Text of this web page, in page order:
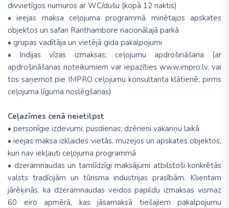
divvietīgos numuros ar WC/dušu (kopā 12 naktis)
• ieejas maksa ceļojuma programmā minētajos apskates
objektos un safari Ranthambore nacionālajā parkā
• grupas vadītāja un vietējā gida pakalpojumi
• Indijas vīzas izmaksas; ceļojumu apdrošināšana (ar
apdrošināšanas noteikumiem var iepazīties www.impro.lv, vai
tos saņemot pie IMPRO ceļojumu konsultanta klātienē, pirms
ceļojuma līguma noslēgšanas)
Ceļazīmes cenā neietilpst
• personīgie izdevumi; pusdienas; dzērieni vakariņu laikā
• ieejas maksa izklaides vietās, muzejos un apskates objektos,
kuri nav iekļauti ceļojuma programmā
• dzeramnaudas un tamlīdzīgi maksājumi atbilstoši konkrētās
valsts tradīcijām un tūrisma industrijas prasībām. Klientam
jārēķinās, ka dzeramnaudas veidos papildu izmaksas vismaz
60 eiro apmērā, kas jāsamaksā tiešajiem pakalpojumu